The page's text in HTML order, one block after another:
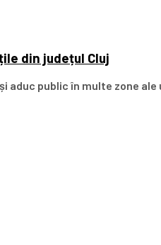
din județul Cluj
aduc public în multe zone